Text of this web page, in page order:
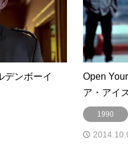
デンボーイ
Open
ア・アイ
1990